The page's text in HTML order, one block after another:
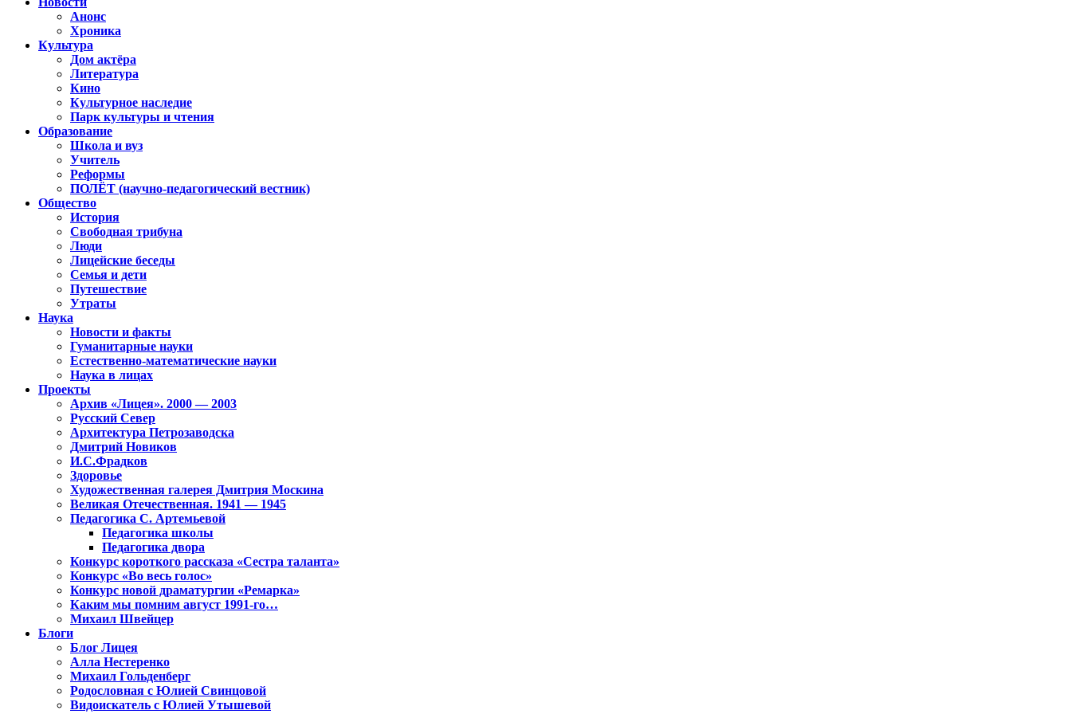
Анонс
Хроника
Культура
Дом актёра
Литература
Кино
Культурное наследие
Парк культуры и чтения
Образование
Школа и вуз
Учитель
Реформы
ПОЛЁТ (научно-педагогический вестник)
Общество
История
Свободная трибуна
Люди
Лицейские беседы
Семья и дети
Путешествие
Утраты
Наука
Новости и факты
Гуманитарные науки
Естественно-математические науки
Наука в лицах
Проекты
Архив «Лицея». 2000 — 2003
Русский Север
Архитектура Петрозаводска
Дмитрий Новиков
И.С.Фрадков
Здоровье
Художественная галерея Дмитрия Москина
Великая Отечественная. 1941 — 1945
Педагогика С. Артемьевой
Педагогика школы
Педагогика двора
Конкурс короткого рассказа «Сестра таланта»
Конкурс «Во весь голос»
Конкурс новой драматургии «Ремарка»
Каким мы помним август 1991-го…
Михаил Швейцер
Блоги
Блог Лицея
Алла Нестеренко
Михаил Гольденберг
Родословная с Юлией Свинцовой
Видоискатель с Юлией Утышевой